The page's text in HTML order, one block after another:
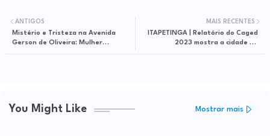
MAIS RECENTES
ITAPETINGA | Relatório do Caged
2023 mostra a cidade na
ANTIGOS
Mistério e Tristeza na Avenida
Gerson de Oliveira: Mulher
You Might Like Mostrar mais